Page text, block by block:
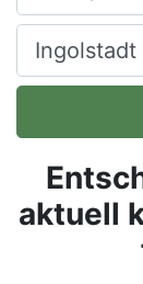
Ort, Stadt
aktuell